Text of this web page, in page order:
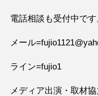
電話相談も受付中です
メール
ライン=fujio1
メディア出演・取材